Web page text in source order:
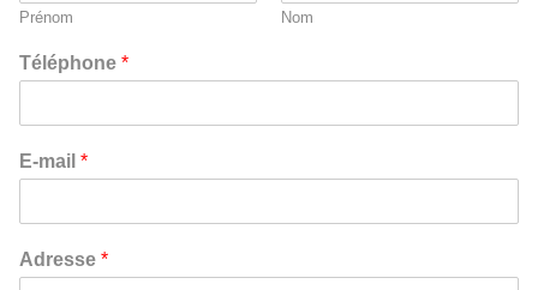
Prénom Nom
Téléphone *
E-mail *
*
N
Adresse *